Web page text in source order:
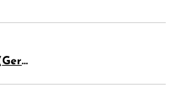
Bergos Now - 131 Final (German